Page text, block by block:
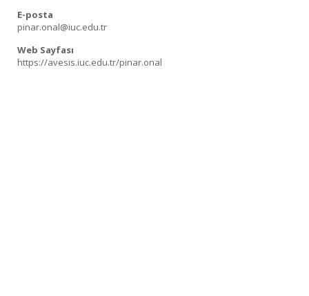
E-posta
pinar.onal@iuc.edu.tr
Web Sayfası
https://avesis.iuc.edu.tr/pinar.onal